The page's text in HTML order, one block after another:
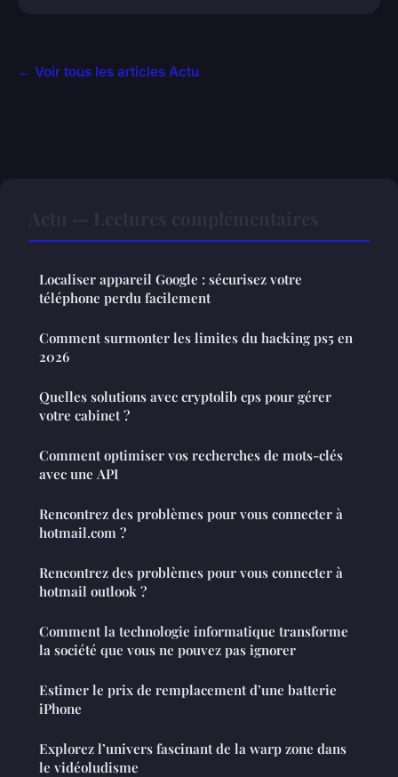
← Voir tous les articles Actu
Localiser appareil Google : sécurisez votre
téléphone perdu facilement
Comment surmonter les limites du hacking ps5 en
2026
Quelles solutions avec cryptolib cps pour gérer
votre cabinet ?
Comment optimiser vos recherches de mots-clés
avec une API
Rencontrez des problèmes pour vous connecter à
hotmail.com ?
Rencontrez des problèmes pour vous connecter à
hotmail outlook ?
Comment la technologie informatique transforme
la société que vous ne pouvez pas ignorer
Estimer le prix de remplacement d’une batterie
iPhone
Explorez l’univers fascinant de la warp zone dans
le vidéoludisme